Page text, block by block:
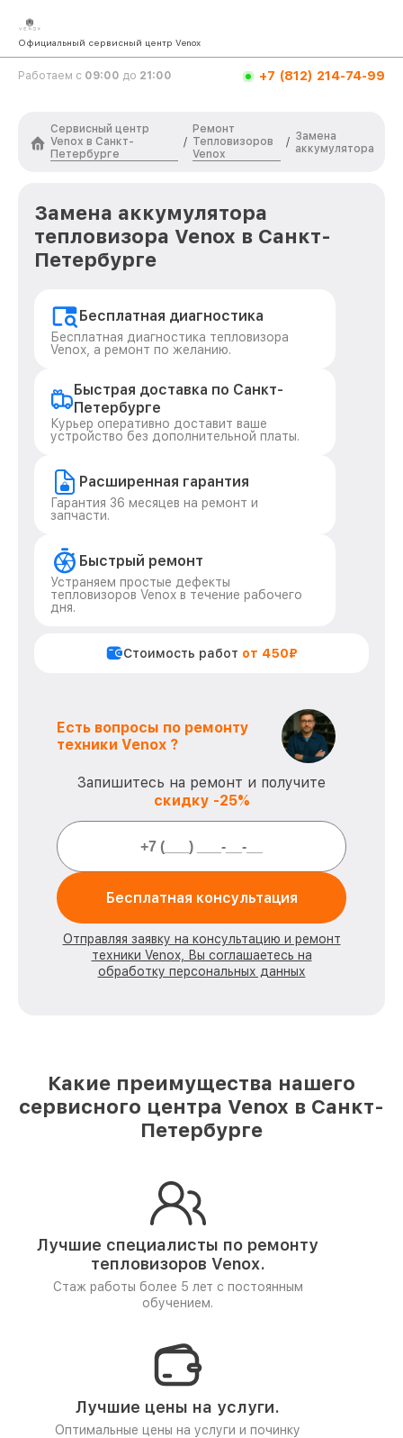
Официальный сервисный центр Venox
Работаем с 09:00 до 21:00 +7 (812) 214-74-99
Сервисный центр
Venox в Санкт-
Петербурге
/
Ремонт
Тепловизоров
Venox
/ Замена
аккумулятора
Замена аккумулятора
тепловизора Venox в Санкт-
Петербурге
Бесплатная диагностика
Бесплатная диагностика тепловизора
Venox, а ремонт по желанию.
Быстрая доставка по Санкт-
Петербурге
Курьер оперативно доставит ваше
устройство без дополнительной платы.
Расширенная гарантия
Гарантия 36 месяцев на ремонт и
запчасти.
Быстрый ремонт
Устраняем простые дефекты
тепловизоров Venox в течение рабочего
дня.
Стоимость работ от 450₽
Есть вопросы по ремонту
техники Venox ?
Запишитесь на ремонт и получите
скидку -25%
Бесплатная консультация
Отправляя заявку на консультацию и ремонт
техники Venox, Вы соглашаетесь на
обработку персональных данных
Какие преимущества нашего
сервисного центра Venox в Санкт-
Петербурге
Лучшие специалисты по ремонту
тепловизоров Venox.
Стаж работы более 5 лет с постоянным
обучением.
Лучшие цены на услуги.
Оптимальные цены на услуги и починку